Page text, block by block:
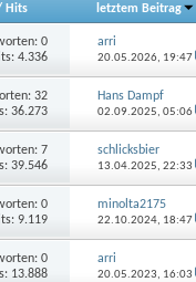
Hits letztem Beitrag
0
4.336
arri
20.05.2026, 19:47
32
36.273
Hans Dampf
02.09.2025,05:06
7
39.546
schlicksbier
13.04.2025,22:33
0
9.119
minolta2175
22.10.2024, 18:47
0
13.888
arri
20.05.2023, 16:03